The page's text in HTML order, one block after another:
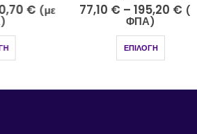
€ (με
77,10€– 195,20€ (με
ΦΠΑ)
ΕΠΙΛΟΓΉ